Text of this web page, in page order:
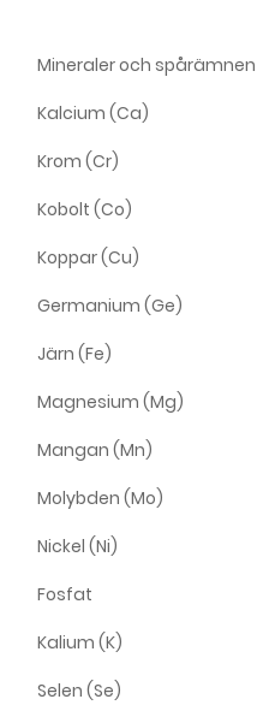
Mineraler och spårämnen
Kalcium (Ca)
Krom (Cr)
Kobolt (Co)
Koppar (Cu)
Germanium (Ge)
Järn (Fe)
Magnesium (Mg)
Mangan (Mn)
Molybden (Mo)
Nickel (Ni)
Fosfat
Kalium (K)
Selen (Se)